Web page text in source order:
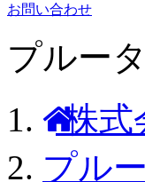
お問い合わせ
プルー
株式
プル